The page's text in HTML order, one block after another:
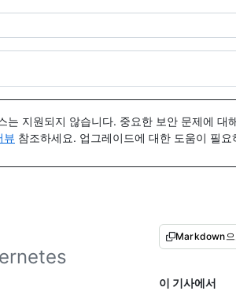
는 지원되지 않습니다. 중요한 보안 문제에 대
뷰 참조하세요. 업그레이드에 대한 도움이 필
Markdown으
이 기사에서